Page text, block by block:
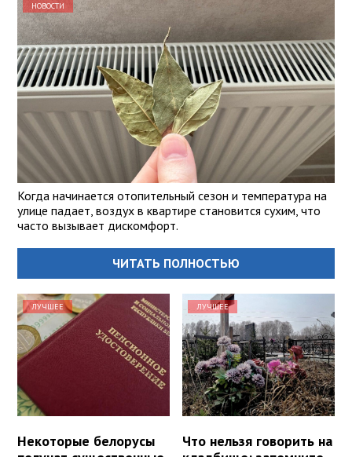
НОВОСТИ
Когда начинается отопительный сезон и температура на
улице падает, воздух в квартире становится сухим, что
часто вызывает дискомфорт.
ЧИТАТЬ ПОЛНОСТЬЮ
ЛУЧШЕЕ
Некоторые белорусы
ЛУЧШЕЕ
Что нельзя говорить на